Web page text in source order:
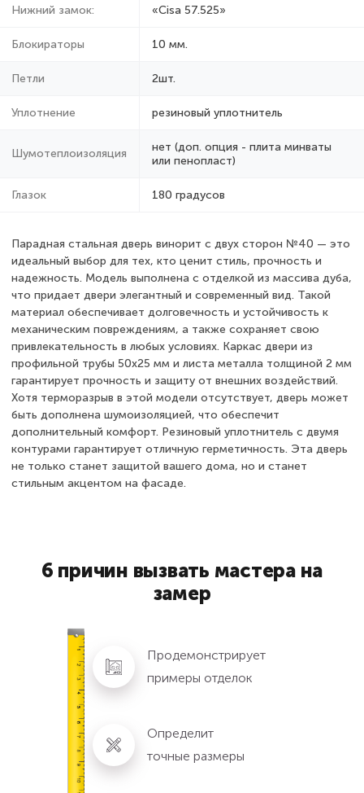
Нижний замок: «Cisa 57.525»
Блокираторы 10 мм.
Петли 2шт.
Уплотнение резиновый уплотнитель
Шумотеплоизоляция
нет (доп. опция - плита минваты
или пенопласт)
Глазок 180 градусов
Парадная стальная дверь винорит с двух сторон №40 — это
идеальный выбор для тех, кто ценит стиль, прочность и
надежность. Модель выполнена с отделкой из массива дуба,
что придает двери элегантный и современный вид. Такой
материал обеспечивает долговечность и устойчивость к
механическим повреждениям, а также сохраняет свою
привлекательность в любых условиях. Каркас двери из
профильной трубы 50х25 мм и листа металла толщиной 2 мм
гарантирует прочность и защиту от внешних воздействий.
Хотя терморазрыв в этой модели отсутствует, дверь может
быть дополнена шумоизоляцией, что обеспечит
дополнительный комфорт. Резиновый уплотнитель с двумя
контурами гарантирует отличную герметичность. Эта дверь
не только станет защитой вашего дома, но и станет
стильным акцентом на фасаде.
6 причин вызвать мастера на
замер
Продемонстрирует
примеры отделок
Определит
точные размеры